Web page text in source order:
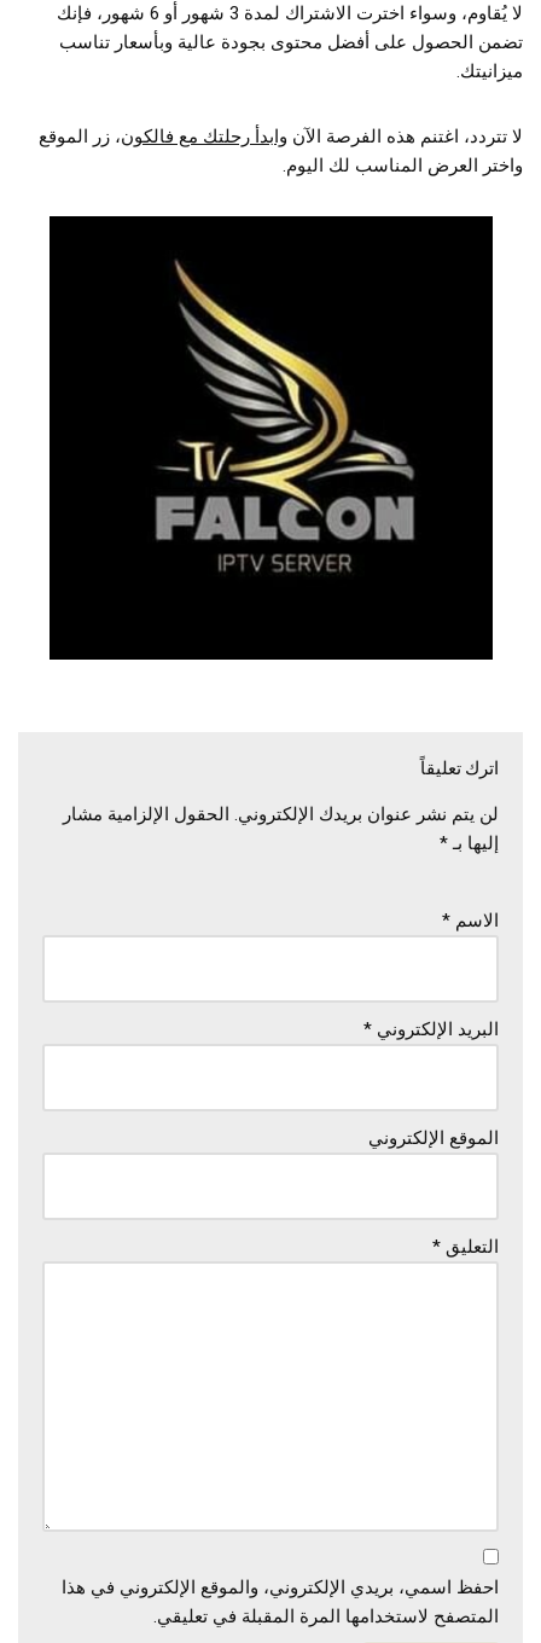
لا يُقاوم، وسواء اخترت الاشتراك لمدة 3 شهور أو 6 شهور، فإنك
تضمن الحصول على أفضل محتوى بجودة عالية وبأسعار تناسب
ميزانيتك.
لا تتردد، اغتنم هذه الفرصة الآن وابدأ رحلتك مع فالكون، زر الموقع
واختر العرض المناسب لك اليوم.
اترك تعليقاً
لن يتم نشر عنوان بريدك الإلكتروني. الحقول الإلزامية مشار
إليها بـ*
الاسم *
البريد الإلكتروني *
الموقع الإلكتروني
التعليق *
احفظ اسمي، بريدي الإلكتروني، والموقع الإلكتروني في هذا
المتصفح لاستخدامها المرة المقبلة في تعليقي.